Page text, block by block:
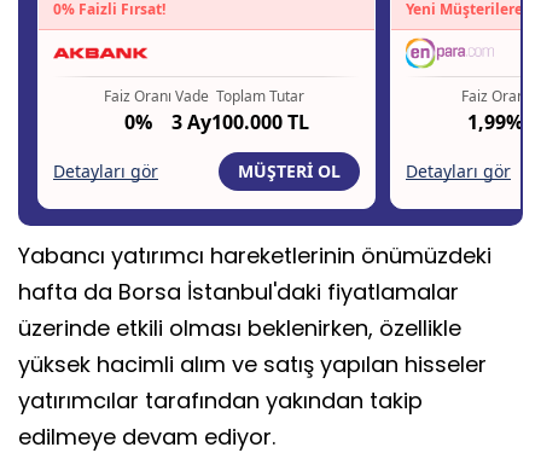
Yabancı yatırımcı hareketlerinin önümüzdeki
hafta da Borsa İstanbul'daki fiyatlamalar
üzerinde etkili olması beklenirken, özellikle
yüksek hacimli alım ve satış yapılan hisseler
yatırımcılar tarafından yakından takip
edilmeye devam ediyor.